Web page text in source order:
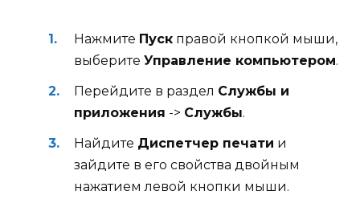
Нажмите Пуск правой кнопкой мыши,
выберите Управление компьютером.
Перейдите в раздел Службы и
приложения -> Службы.
Найдите Диспетчер печати и
зайдите в его свойства двойным
нажатием левой кнопки мыши.